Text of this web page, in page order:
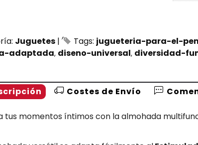
Juguetes | Tags: jugueteria-para-el-
adaptada diseno-universal diversidad-
Costes de Envío
tus momentos íntimos con la almohada